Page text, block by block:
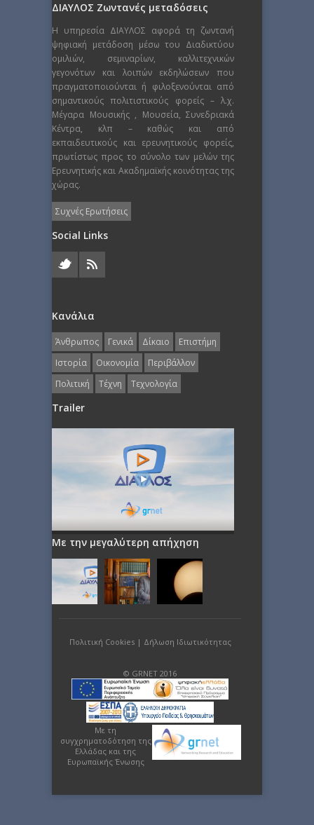
ΔΙΑΥΛΟΣ Ζωντανές μεταδόσεις
Η υπηρεσία ΔΙΑΥΛΟΣ αφορά τη ζωντανή
ψηφιακή μετάδοση μέσω του Διαδικτύου
ομιλιών, σεμιναρίων, καλλιτεχνικών
γεγονότων και λοιπών εκδηλώσεων που
πραγματοποιούνται ή φιλοξενούνται από
σημαντικούς πολιτιστικούς φορείς – λ.χ.
Μέγαρα Μουσικής , Μουσεία, Συνεδριακά
Κέντρα, κλπ – καθώς και από
εκπαιδευτικούς και ερευνητικούς φορείς,
πρωτίστως προς το σύνολο των μελών της
Ερευνητικής και Ακαδημαϊκής κοινότητας της
χώρας.
Συχνές Ερωτήσεις
Social Links
Κανάλια
Άνθρωπος Γενικά Δίκαιο
Επιστήμη
Ιστορία
Οικονομία
Περιβάλλον
Πολιτική
Τέχνη Τεχνολογία
Trailer
Με την μεγαλύτερη απήχηση
Πολιτική Cookies| Δήλωση Ιδιωτικότητας
© GRNET 2016
Με τη
συγχρηματοδότηση της
Ελλάδας και της
Ευρωπαϊκής Ένωσης